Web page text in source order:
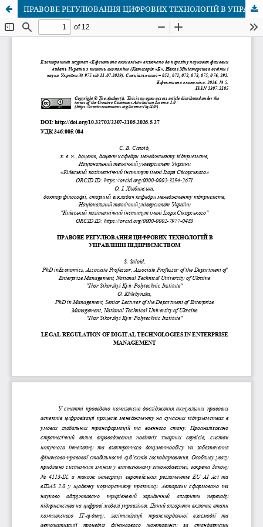
ПРАВОВЕ РЕГУЛЮВАННЯ ЦИФРОВИХ ТЕХНОЛОГІЙ В УПРАВЛІННІ ПІДПРИЄМСТВОМ